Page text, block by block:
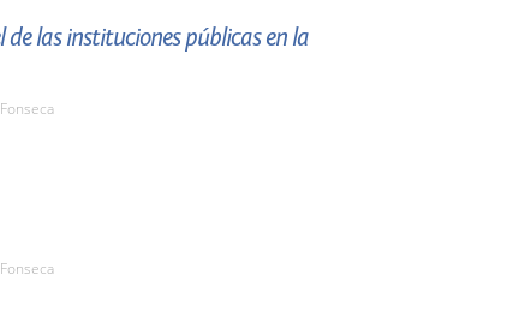
las instituciones públicas en la